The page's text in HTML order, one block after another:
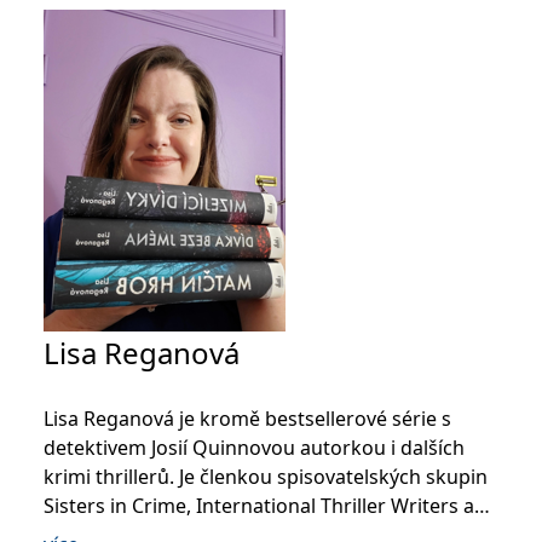
Lisa Reganová
Lisa Reganová je kromě bestsellerové série s
detektivem Josií Quinnovou autorkou i dalších
krimi thrillerů. Je členkou spisovatelských skupin
Sisters in Crime, International Thriller Writers a
Mystery Writers of America.